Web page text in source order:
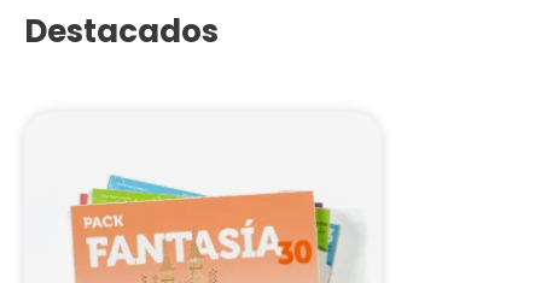
Destacados